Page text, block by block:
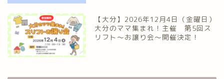
【大分】2026年12月4日（金曜日）
大分のママ集まれ！主催 第5回ス
リフト〜お譲り会〜開催決定！